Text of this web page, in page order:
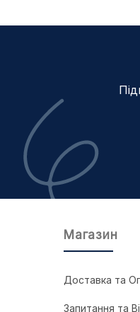
Магазин
Доставка та
Запитання та